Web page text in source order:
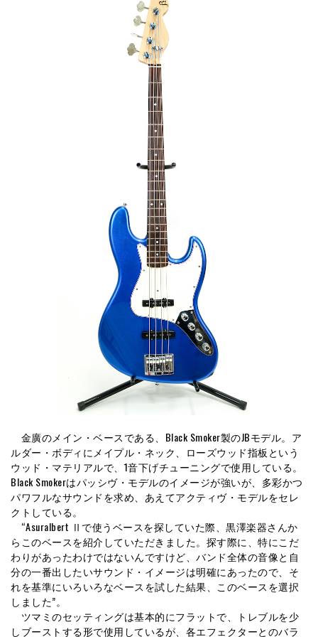
金廣のメイン・ベースである、Black Smoker製のJBモデル。ア
ルダー・ボディにメイプル・ネック、ローズウッド指板という
ウッド・マテリアルで、1音下げチューニングで使用している。
Black Smokerはパッシヴ・モデルのイメージが強いが、多彩かつ
パワフルなサウンドを求め、あえてアクティヴ・モデルをセレ
クトしている。
“Asuralbert Ⅱで使うベースを探していた際、黒澤楽器さんか
らこのベースを紹介していただきました。探す際に、特にこだ
わりがあったわけではないんですけど、バンド全体の音像と自
分の一番出したいサウンド・イメージは明確にあったので、そ
れを基準にいろいろなベースを試した結果、このベースを選択
しました”。
ツマミのセッティングは基本的にフラットで、トレブルを少
しブーストする形で使用しているが、各エフェクターとのバラ